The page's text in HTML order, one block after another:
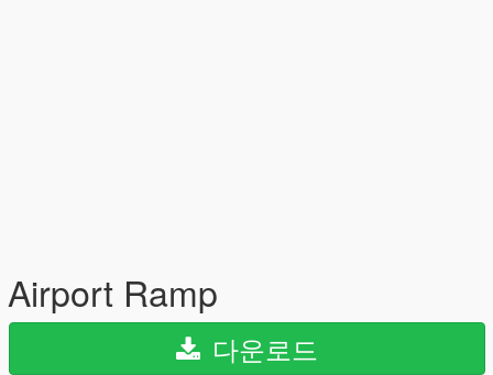
Airport Ramp
다운로드